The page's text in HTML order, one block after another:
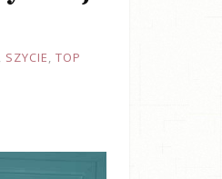
, SZYCIE, TOP